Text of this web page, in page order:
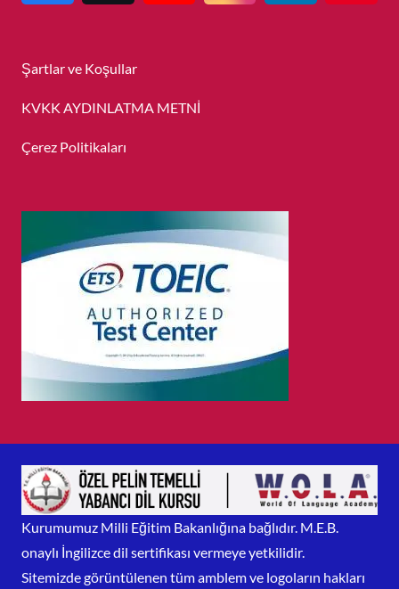
Şartlar ve Koşullar
KVKK AYDINLATMA METNİ
Çerez Politikaları
Kurumumuz Milli Eğitim Bakanlığına bağlıdır. M.E.B.
onaylı İngilizce dil sertifikası vermeye yetkilidir.
Sitemizde görüntülenen tüm amblem ve logoların hakları